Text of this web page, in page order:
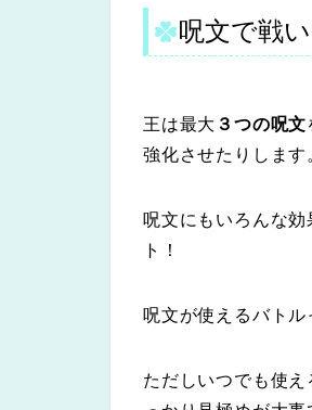
呪文で戦
王は最大 ３つの呪文
強化させたりします
呪文にもいろんな
ト！
呪文が使えるバトル
ただしいつでも使